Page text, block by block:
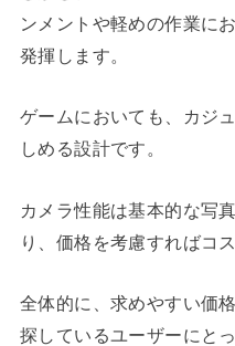
ンメントや軽めの作業に
発揮します。
ゲームにおいても、カジ
しめる設計です。
カメラ性能は基本的な写
り、価格を考慮すればコ
全体的に、求めやすい価
探しているユーザーにと